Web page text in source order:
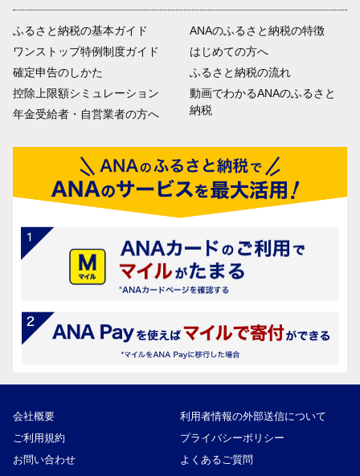
ふるさと納税の基本ガイド
ワンストップ特例制度ガイド
確定申告のしかた
控除上限額シミュレーション
年金受給者・自営業者の方へ
ANAのふるさと納税の特徴
はじめての方へ
ふるさと納税の流れ
動画でわかるANAのふるさと
納税
会社概要
利用者情報の外部送信について
ご利用規約
プライバシーポリシー
お問い合わせ
よくあるご質問